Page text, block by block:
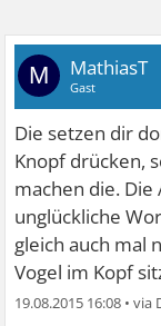
M MathiasT
Gast
Die setzen dir
Knopf drücken,
machen die.
unglückliche
gleich auch mal
Vogel im Kopf
19.08.2015 16:08 •